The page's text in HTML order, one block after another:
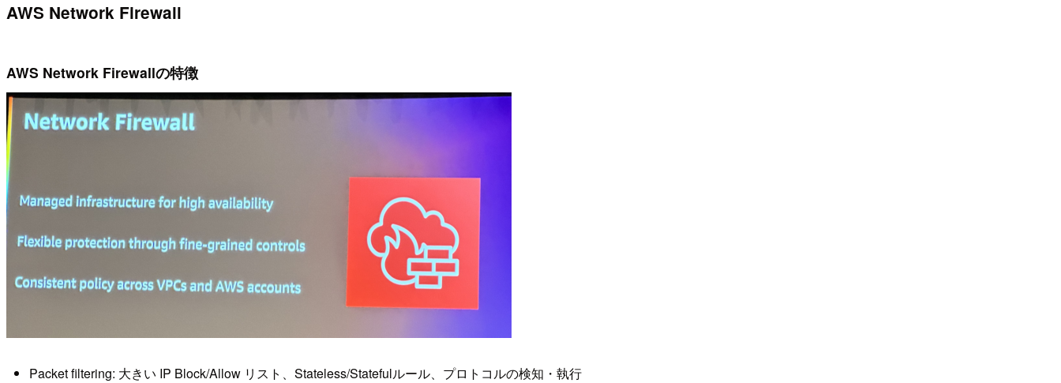
AWS Network Firewall
AWS Network Firewallの特徴
Packet filtering: 大きい IP Block/Allow リスト、Stateless/Statefulルール、プロトコルの検知・ 執行